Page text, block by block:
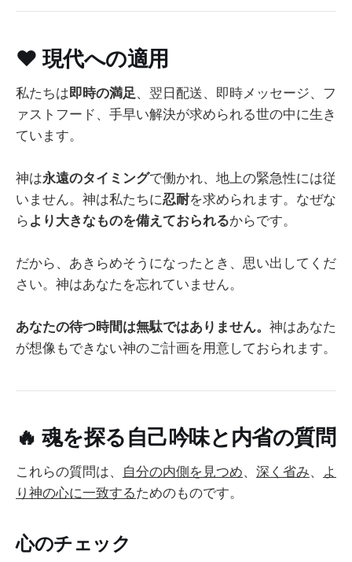
❤️現代への適用
私たちは即時の満足、翌日配送、即時メッセージ、フ
ァストフード、手早い解決が求められる世の中に生き
ています。
神は永遠のタイミングで働かれ、地上の緊急性には従
いません。神は私たちに忍耐を求められます。なぜな
らより大きなものを備えておられるからです。
だから、あきらめそうになったとき、思い出してくだ
さい。神はあなたを忘れていません。
あなたの待つ時間は無駄ではありません。 神はあなた
が想像もできない神のご計画を用意しておられます。
🔥 魂を探る自己吟味と内省の質問
これらの質問は、 自分の内側を見つめ、 深く省み、 よ
り神の心に一致するためのものです。
心のチェック